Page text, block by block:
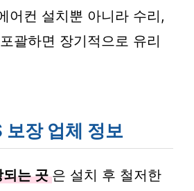
어컨 설치뿐 아니라 수리,
괄하면 장기적으로 유리
보장 업체 정보
는 곳 은 설치 후 철저한